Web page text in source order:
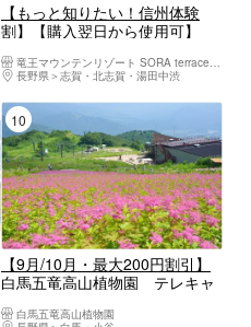
【もっと知りたい！信州体験
割】【購入翌日から使用可】
1日入場券 9月23日まで有効
竜王マウンテンリゾート SORA terrace（ソラテラス）
長野県
志賀・北志賀・湯田中渋
10位
【9月/10月・最大200円割引】
白馬五竜高山植物園 テレキャ
行日フリー乗車）
白馬五竜高山植物園